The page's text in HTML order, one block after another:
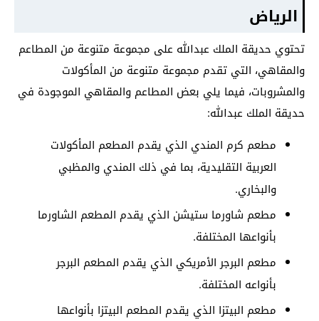
الرياض
تحتوي حديقة الملك عبدالله على مجموعة متنوعة من المطاعم
والمقاهي، التي تقدم مجموعة متنوعة من المأكولات
والمشروبات، فيما يلي بعض المطاعم والمقاهي الموجودة في
حديقة الملك عبدالله:
مطعم كرم المندي الذي يقدم المطعم المأكولات
العربية التقليدية، بما في ذلك المندي والمظبي
والبخاري.
مطعم شاورما ستيشن الذي يقدم المطعم الشاورما
بأنواعها المختلفة.
مطعم البرجر الأمريكي الذي يقدم المطعم البرجر
بأنواعه المختلفة.
مطعم البيتزا الذي يقدم المطعم البيتزا بأنواعها